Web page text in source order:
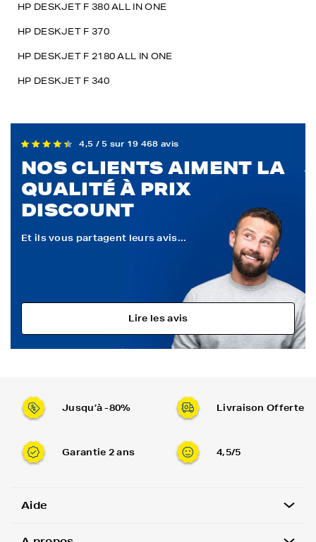
HP DESKJET F 380 ALL IN ONE
HP DESKJET F 370
HP DESKJET F 2180 ALL IN ONE
HP DESKJET F 340
4,5 / 5 sur 19 468 avis
NOS CLIENTS AIMENT LA
QUALITÉ À PRIX
DISCOUNT
Et ils vous partagent leurs avis...
Lire les avis
Jusqu’à -80% Livraison Offerte
Garantie 2 ans 4,5/5
Aide